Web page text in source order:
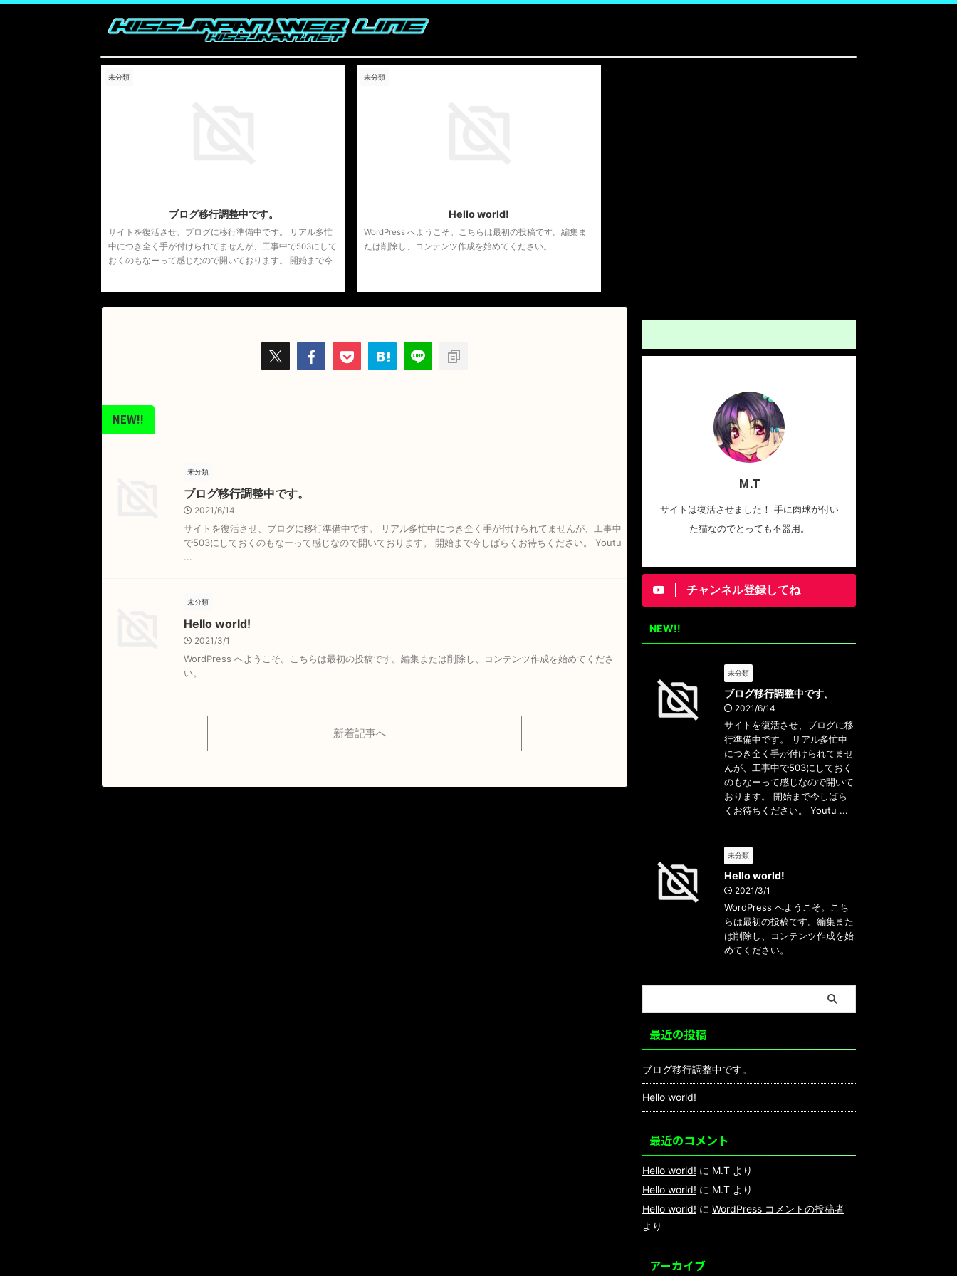
未分類
ブログ移行調整中です。
サイトを復活させ、ブログに移行準備中です。 リアル多忙
中につき全く手が付けられてませんが、工事中で503にして
おくのもなーって感じなので開いております。 開始まで今
未分類
Hello world!
WordPress へようこそ。こちらは最初の投稿です。編集ま
たは削除し、コンテンツ作成を始めてください。
NEW!!
未分類
ブログ移行調整中です。
2021/6/14
サイトを復活させ、ブログに移行準備中です。 リアル多忙中につき全く手が付けられてませんが、工事中
で503にしておくのもなーって感じなので開いております。 開始まで今しばらくお待ちください。 Youtu
...
未分類
Hello world!
2021/3/1
WordPress へようこそ。こちらは最初の投稿です。編集または削除し、コンテンツ作成を始めてくださ
い。
新着記事へ
M.T
サイトは復活させました！ 手に肉球が付い
た猫なのでとっても不器用。
チャンネル登録してね
NEW!!
未分類
ブログ移行調整中です。
2021/6/14
サイトを復活させ、ブログに移
行準備中です。 リアル多忙中
につき全く手が付けられてませ
んが、工事中で503にしておく
のもなーって感じなので開いて
おります。 開始まで今しばら
くお待ちください。 Youtu ...
未分類
Hello world!
2021/3/1
WordPress へようこそ。こち
らは最初の投稿です。編集また
は削除し、コンテンツ作成を始
めてください。
最近の投稿
ブログ移行調整中です。
Hello world!
最近のコメント
Hello world! に M.T より
Hello world! に M.T より
Hello world! に WordPress コメントの投稿者
より
アーカイブ